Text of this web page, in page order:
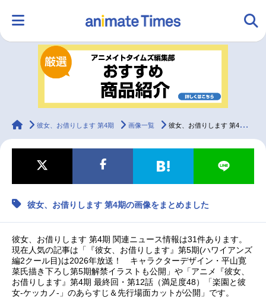
ランキング アニメ
ラジオ グッズ
マンガ・ラノベ ゲーム・アプリ 音楽 コスプレ
2.5次元 配信・Vtuber トレンド
最新記事一覧
アニメ記事一覧 声優記事一覧
アニメ映画一覧 実写化映画一覧
animateTimes
彼女、お借りします 第4期 画像一覧 彼女、お借りします 第4期の画像をまとめました
彼女、お借りします 第4期の画像をまとめました
彼女、お借りします 第4期 関連ニュース情報は31件あります。
現在人気の記事は「『彼女、お借りします』第5期(ハワイアンズ
編2クール目)は2026年放送！ キャラクターデザイン・平山寛
菜氏描き下ろし第5期解禁イラストも公開」や「アニメ『彼女、
お借りします』第4期 最終回・第12話（満足度48）「楽園と彼
女-ケッカノ-」のあらすじ＆先行場面カットが公開」です。